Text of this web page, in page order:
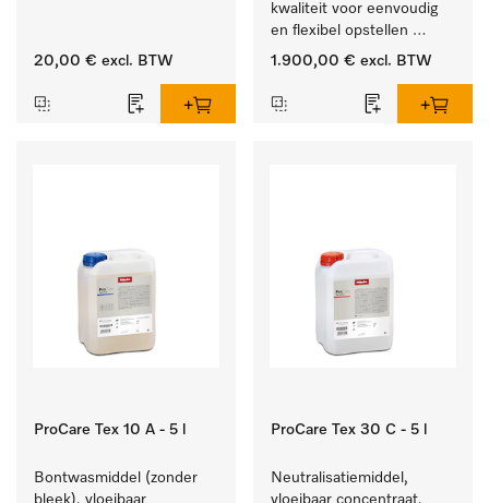
20,00 € excl. BTW
kwaliteit voor eenvoudig
en flexibel opstellen
zonder luchtafvoer.
1.900,00 € excl. BTW
ProCare Tex 10 A - 5 l
Bontwasmiddel (zonder
bleek), vloeibaar
ProCare Tex 30 C - 5 l
Neutralisatiemiddel,
vloeibaar concentraat,